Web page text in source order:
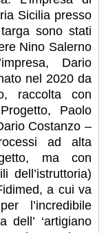
Sicilia presso
sono stati
Nino Salerno
Dario
nel 2020 da
raccolta con
Paolo
Costanzo –
ad alta
ma con
dell’istruttoria)
a cui va
l’incredibile
dell’ ‘artigiano